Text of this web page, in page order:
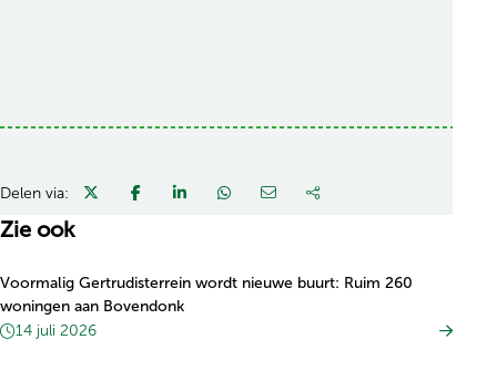
Delen via:
Zie ook
Voormalig Gertrudisterrein wordt nieuwe buurt: Ruim 260
woningen aan Bovendonk
14 juli 2026